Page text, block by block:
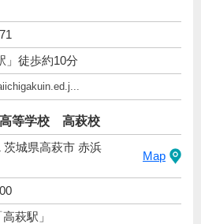
」徒歩約10分
等学校 高萩校
茨城県高萩市 赤浜
Map
萩駅」